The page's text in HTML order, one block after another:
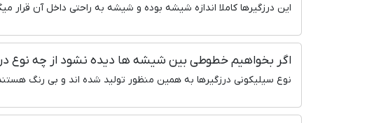
این درزگیرها کاملا اندازه شیشه بوده و شیشه به راحتی داخل آن
اگر بخواهیم خطوطی بین شیشه ها دیده نشود از چه نوع
نوع سیلیکونی درزگیرها به همین منظور تولید شده اند و بی رنگ